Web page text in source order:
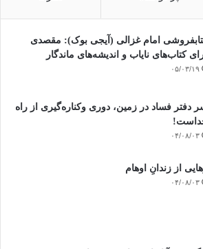
امام غزالی (آیجی بوک): مقصدی
کتاب‌های نایاب و اندیشه‌های ماندگار
۰۵/۰۳/۱۹
دفتر فساد در زمین‌، دوری وکناره‌گیری از راه
۰۴/۰۸/۰۳
از زندانِ اوهام
۰۴/۰۸/۰۳